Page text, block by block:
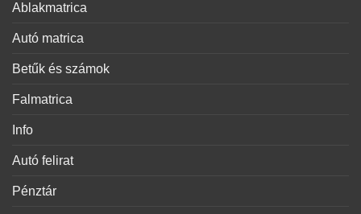
Ablakmatrica
Autó matrica
Betűk és számok
Falmatrica
Info
Autó felirat
Pénztár